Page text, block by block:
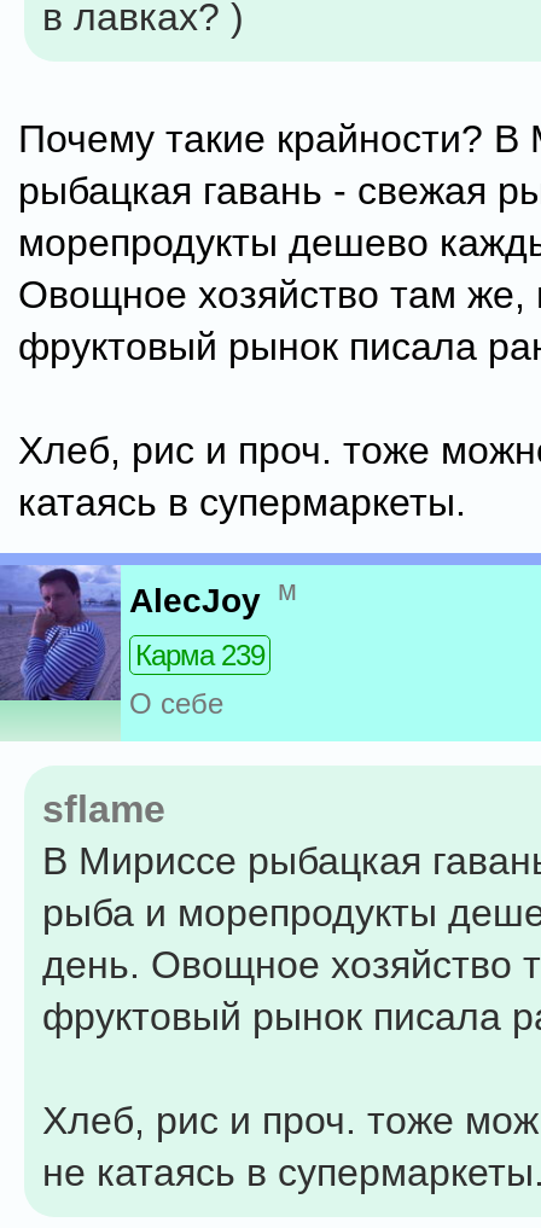
в лавках? )
Почему такие крайности? В
рыбацкая гавань - свежая
морепродукты дешево
Овощное хозяйство там же,
фруктовый рынок писала
Хлеб, рис и проч. тоже
катаясь в супермаркеты.
AlecJoy м
Карма 239
О себе
sflame
В Мириссе рыбацкая
рыба и морепродукты
день. Овощное хозяйство
фруктовый рынок писала
Хлеб, рис и проч. тоже
не катаясь в